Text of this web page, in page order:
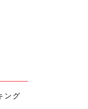
きっかけがあったので
ング